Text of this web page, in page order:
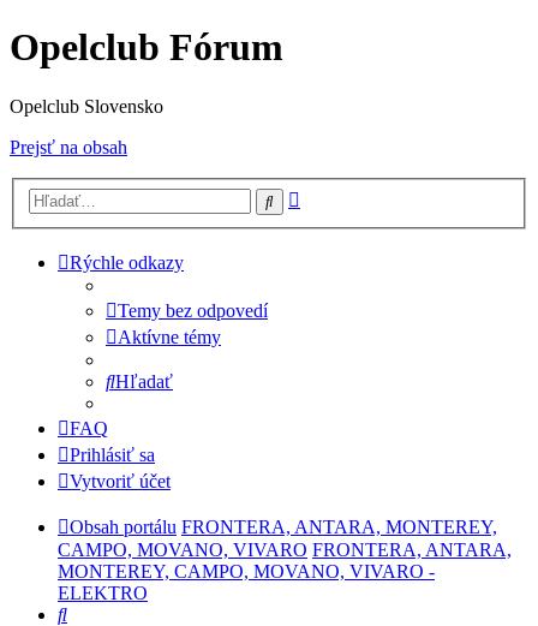
Opelclub Fórum
Opelclub Slovensko
Prejsť na obsah
Hľadať
Rýchle odkazy
Temy bez odpovedí
Aktívne témy
Hľadať
FAQ
Prihlásiť sa
Vytvoriť účet
Obsah portálu FRONTERA, ANTARA, MONTEREY,
CAMPO, MOVANO, VIVARO FRONTERA, ANTARA,
MONTEREY, CAMPO, MOVANO, VIVARO -
ELEKTRO
Hľadať